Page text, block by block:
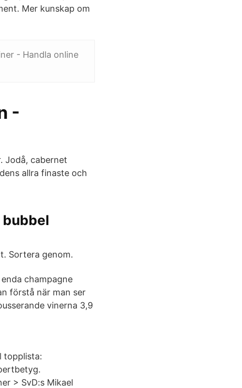
Mer kunskap om
- Handla online
-
Jodå, cabernet
allra finaste och
Sortera genom.
champagne
förstå när man ser
vinerna 3,9
topplista:
> SvD:s Mikael